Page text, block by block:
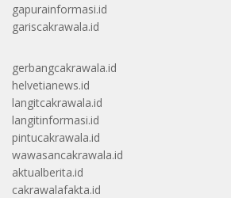
gapurainformasi.id
gariscakrawala.id
gerbangcakrawala.id
helvetianews.id
langitcakrawala.id
langitinformasi.id
pintucakrawala.id
wawasancakrawala.id
aktualberita.id
cakrawalafakta.id